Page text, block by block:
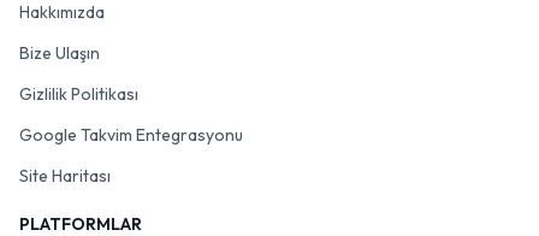
Hakkımızda
Bize Ulaşın
Gizlilik Politikası
Google Takvim Entegrasyonu
Site Haritası
PLATFORMLAR